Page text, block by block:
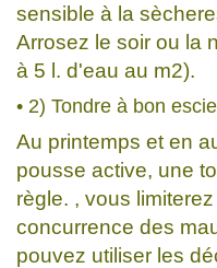
sensible à la
Arrosez le soir ou la
à 5 l. d'eau au m2).
• 2) Tondre à bon
Au printemps et en
pousse active, une
règle. , vous
concurrence des
pouvez utiliser les